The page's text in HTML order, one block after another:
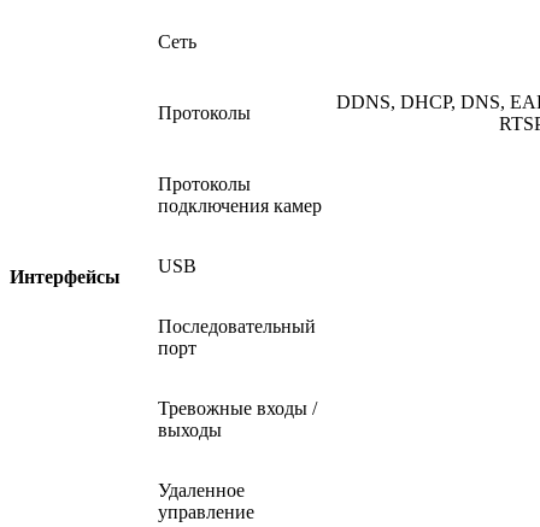
Интерфейсы
Сеть
Протоколы
DDNS, DHCP, DNS,
Протоколы
подключения камер
USB
Последовательный
порт
Тревожные входы /
выходы
Удаленное
управление